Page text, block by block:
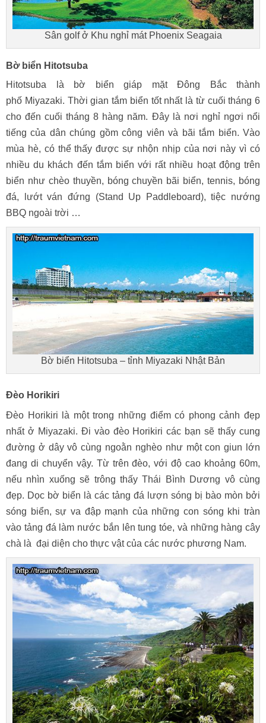
Sân golf ở Khu nghỉ mát Phoenix Seagaia
Bờ biển Hitotsuba
Hitotsuba là bờ biển giáp mặt Đông Bắc thành
phố Miyazaki. Thời gian tắm biển tốt nhất là từ cuối tháng 6
cho đến cuối tháng 8 hàng năm. Đây là nơi nghỉ ngơi nổi
tiếng của dân chúng gồm công viên và bãi tắm biển. Vào
mùa hè, có thể thấy được sự nhộn nhịp của nơi này vì có
nhiều du khách đến tắm biển với rất nhiều hoạt động trên
biển như chèo thuyền, bóng chuyền bãi biển, tennis, bóng
đá, lướt ván đứng (Stand Up Paddleboard), tiệc nướng
BBQ ngoài trời …
Bờ biển Hitotsuba – tỉnh Miyazaki Nhật Bản
Đèo Horikiri
Đèo Horikiri là một trong những điểm có phong cảnh đẹp
nhất ở Miyazaki. Đi vào đèo Horikiri các bạn sẽ thấy cung
đường ở dây vô cùng ngoằn nghèo như một con giun lớn
đang di chuyển vậy. Từ trên đèo, với độ cao khoảng 60m,
nếu nhìn xuống sẽ trông thấy Thái Bình Dương vô cùng
đẹp. Dọc bờ biển là các tảng đá lượn sóng bị bào mòn bởi
sóng biển, sự va đập mạnh của những con sóng khi tràn
vào tảng đá làm nước bắn lên tung tóe, và những hàng cây
chà là đại diện cho thực vật của các nước phương Nam.